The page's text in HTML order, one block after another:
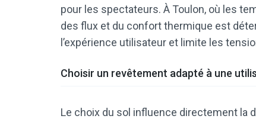
pour les spectateurs. À Toulon, où les
des flux et du confort thermique est
l’expérience utilisateur et limite les
Choisir un revêtement adapté à une
Le choix du sol influence directement la